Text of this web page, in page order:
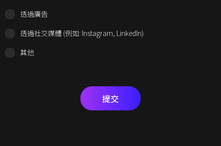
透過廣告
透過社交媒體 (例如: Instagram, LinkedIn)
其他
提交